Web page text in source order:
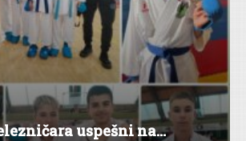
uspešni na...